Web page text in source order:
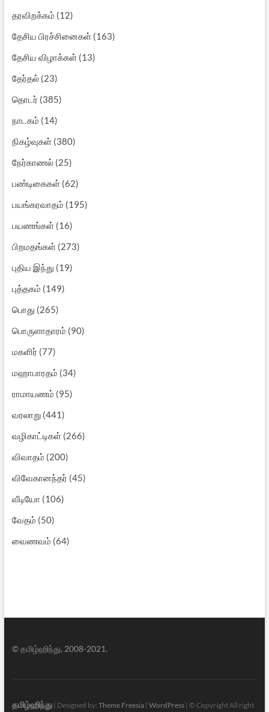
தரவிறக்கம் (12)
தேசிய பிரச்சினைகள்(163)
தேசிய விழாக்கள்(13)
தேர்தல்(23)
தொடர் (385)
நாடகம் (14)
நிகழ்வுகள்(380)
நேர்காணல்(25)
பண்டிகைகள்(62)
பயங்கரவாதம் (195)
பயணங்கள்(16)
பிறமதங்கள்(273)
புதிய இந்து (19)
புத்தகம் (149)
பொது (265)
பொருளாதாரம் (90)
மகளிர் (77)
மஹாபாரதம் (34)
ராமாயணம் (95)
வரலாறு(441)
வழிகாட்டிகள்(266)
விவாதம் (200)
விவேகானந்தர் (45)
வீடியோ (106)
வேதம் (50)
வைணவம் (64)
© தமிழ்ஹிந்து, 2008-2021.
தமிழ்ஹிந்து| Designed by: Theme Freesia| WordPress| © Copyright All right